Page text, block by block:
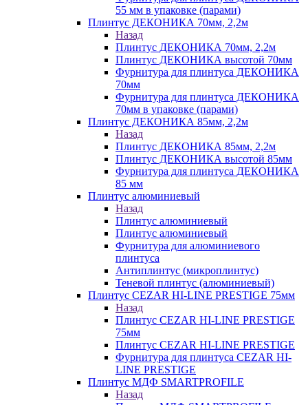
55 мм в упаковке (парами)
Плинтус ДЕКОНИКА 70мм, 2,2м
Назад
Плинтус ДЕКОНИКА 70мм, 2,2м
Плинтус ДЕКОНИКА высотой 70мм
Фурнитура для плинтуса ДЕКОНИКА
70мм
Фурнитура для плинтуса ДЕКОНИКА
70мм в упаковке (парами)
Плинтус ДЕКОНИКА 85мм, 2,2м
Назад
Плинтус ДЕКОНИКА 85мм, 2,2м
Плинтус ДЕКОНИКА высотой 85мм
Фурнитура для плинтуса ДЕКОНИКА
85 мм
Плинтус алюминиевый
Назад
Плинтус алюминиевый
Плинтус алюминиевый
Фурнитура для алюминиевого
плинтуса
Антиплинтус (микроплинтус)
Теневой плинтус (алюминиевый)
Плинтус CEZAR HI-LINE PRESTIGE 75мм
Назад
Плинтус CEZAR HI-LINE PRESTIGE
75мм
Плинтус CEZAR HI-LINE PRESTIGE
Фурнитура для плинтуса CEZAR HI-
LINE PRESTIGE
Плинтус МДФ SMARTPROFILE
Назад